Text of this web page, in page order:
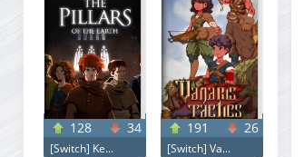
128 34
[Switch] Ke...
191 26
[Switch] Va...